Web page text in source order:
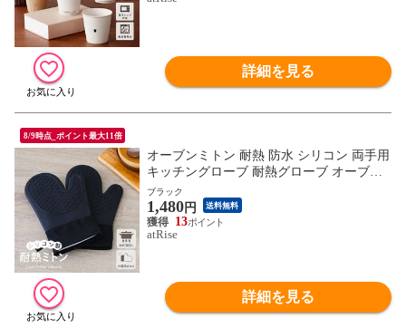
詳細を見る
8/9時点_ポイント最大11倍
オーブンミトン 耐熱 防水 シリコン 両手用
キッチングローブ 耐熱グローブ オーブン
手袋 耐熱300℃ キッチン シリコングローブ
シリコンミトン 手袋 耐熱防水 滑り止め か
わいい 洗える 左右手兼用 あったか ループ
ギフト プレゼント ギフト
ブラック
1,480円 送料無料
13
atRise
詳細を見る